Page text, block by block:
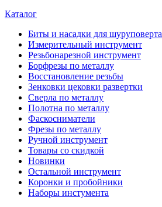
Каталог
Биты и насадки для шуруповерта
Измерительный инструмент
Резьбонарезной инструмент
Борфрезы по металлу
Восстановление резьбы
Зенковки цековки развертки
Сверла по металлу
Полотна по металлу
Фаскосниматели
Фрезы по металлу
Ручной инструмент
Товары со скидкой
Новинки
Остальной инструмент
Коронки и пробойники
Наборы инстумента